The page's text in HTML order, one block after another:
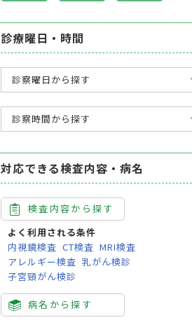
診療曜日・時間
診察曜日から探す
診察時間から探す
対応できる検査内容・病名
検査内容から探す
よく利用される条件
内視鏡検査 CT検査 MRI検査
アレルギー検査 乳がん検診
子宮頸がん検診
病名から探す